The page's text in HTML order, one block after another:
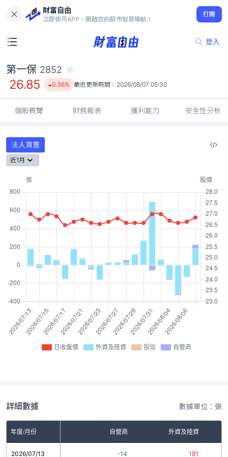
財富自由
立即使用APP，開啟您的股市智慧導航！
打開
登入
26.85
0.56%
第一保 2852
26.85 0.56% 最近更新時間： 2026/08/07 05:30
個股概覽 財務報表 獲利能力 安全性分析
法人買賣
近1月
日收盤價 外資及陸資 投信 自營商
詳細數據 數據單位：張
年度/月份 自營商 外資及陸資
2026/07/13 -14 181